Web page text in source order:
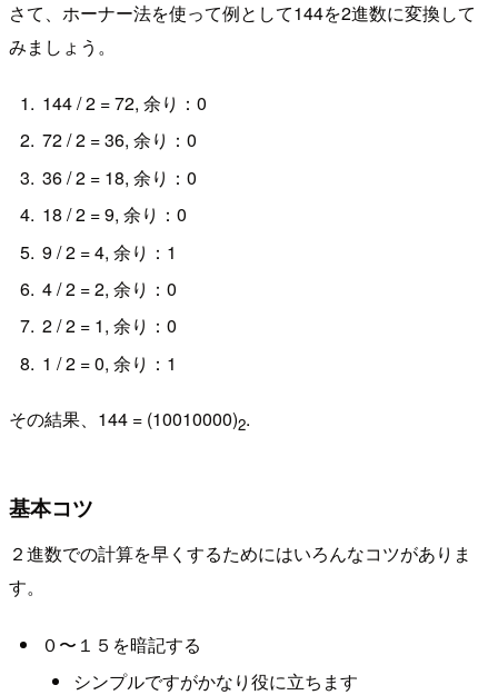
さて、ホーナー法を使って例として144を2進数に変換して
みましょう。
144 / 2 = 72, 余り：0
72 / 2 = 36, 余り：0
36 / 2 = 18, 余り：0
18 / 2 = 9, 余り：0
9 / 2 = 4, 余り：1
4 / 2 = 2, 余り：0
2 / 2 = 1, 余り：0
1 / 2 = 0, 余り：1
その結果、144 = (10010000)2.
基本コツ
２進数での計算を早くするためにはいろんなコツがありま
す。
０〜１５を暗記する
シンプルですがかなり役に立ちます